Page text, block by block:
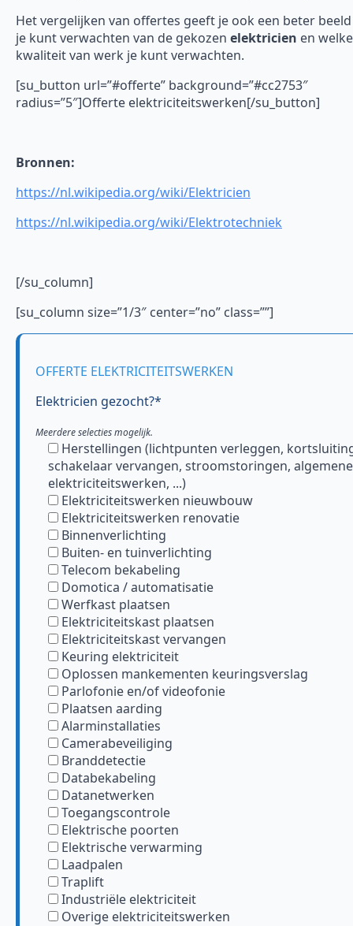
Het vergelijken van offertes geeft je ook een beter
je kunt verwachten van de gekozen elektricien en welke
kwaliteit van werk je kunt verwachten.
[su_button url=”#offerte” background=”#cc2753″
radius=”5″]Offerte elektriciteitswerken[/su_button]
Bronnen:
https://nl.wikipedia.org/wiki/Elektricien
https://nl.wikipedia.org/wiki/Elektrotechniek
[/su_column]
[su_column size=”1/3″ center=”no” class=””]
OFFERTE ELEKTRICITEITSWERKEN
Elektricien gezocht?*
Meerdere selecties mogelijk.
Herstellingen (lichtpunten verleggen,
schakelaar vervangen, stroomstoringen, algemene
elektriciteitswerken, ...)
Elektriciteitswerken nieuwbouw
Elektriciteitswerken renovatie
Binnenverlichting
Buiten- en tuinverlichting
Telecom bekabeling
Domotica / automatisatie
Werfkast plaatsen
Elektriciteitskast plaatsen
Elektriciteitskast vervangen
Keuring elektriciteit
Oplossen mankementen keuringsverslag
Parlofonie en/of videofonie
Plaatsen aarding
Alarminstallaties
Camerabeveiliging
Branddetectie
Databekabeling
Datanetwerken
Toegangscontrole
Elektrische poorten
Elektrische verwarming
Laadpalen
Traplift
Industriële elektriciteit
Overige elektriciteitswerken